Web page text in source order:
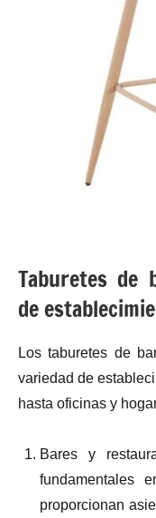
Taburetes de
de
Los taburetes de
variedad de
hasta oficinas y
Bares y
fundamentales
proporcionan